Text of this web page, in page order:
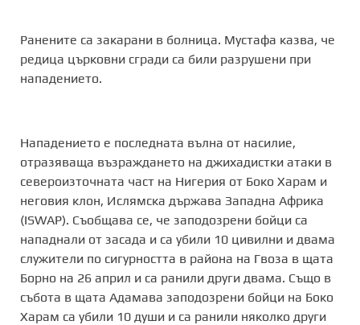
Ранените са закарани в болница. Мустафа казва, че
редица църковни сгради са били разрушени при
нападението.
Нападението е последната вълна от насилие,
отразяваща възраждането на джихадистки атаки в
североизточната част на Нигерия от Боко Харам и
неговия клон, Ислямска държава Западна Африка
(ISWAP). Съобщава се, че заподозрени бойци са
нападнали от засада и са убили 10 цивилни и двама
служители по сигурността в района на Гвоза в щата
Борно на 26 април и са ранили други двама. Също в
събота в щата Адамава заподозрени бойци на Боко
Харам са убили 10 души и са ранили няколко други